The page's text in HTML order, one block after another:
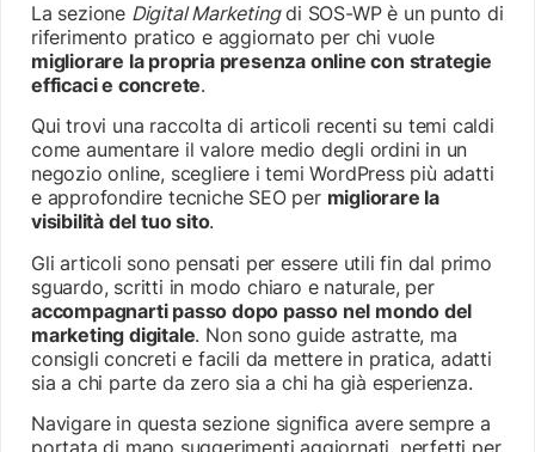
La sezione Digital Marketingdi SOS-WP è un punto di
riferimento pratico e aggiornato per chi vuole
migliorare la propria presenza online con strategie
efficaci e concrete.
Qui trovi una raccolta di articoli recenti su temi caldi
come aumentare il valore medio degli ordini in un
negozio online, scegliere i temi WordPress più adatti
e approfondire tecniche SEO per migliorare la
visibilità del tuo sito.
Gli articoli sono pensati per essere utili fin dal primo
sguardo, scritti in modo chiaro e naturale, per
accompagnarti passo dopo passo nel mondo del
marketing digitale. Non sono guide astratte, ma
consigli concreti e facili da mettere in pratica, adatti
sia a chi parte da zero sia a chi ha già esperienza.
Navigare in questa sezione significa avere sempre a